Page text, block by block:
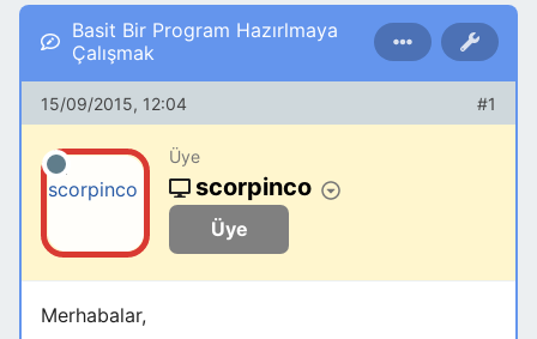
Basit Bir Program Hazırlmaya
Çalışmak
15/09/2015, 12:04 #1
Üye
scorpinco
Üye
Merhabalar,